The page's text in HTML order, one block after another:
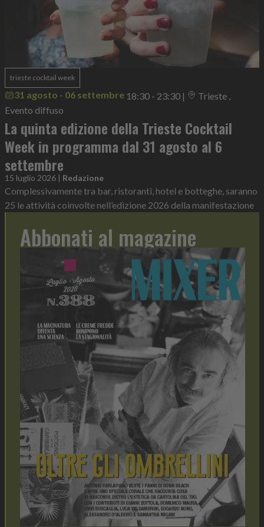
trieste cocktail week
31 agosto - 06 settembre 18:30 - 23:30 |
Trieste ,
Evento diffuso
La quinta edizione della Trieste Cocktail
Week in programma dal 31 agosto al 6
settembre
15 luglio 2026 | Redazione
Complessivamente tra bar, ristoranti, hotel e botteghe, saranno
25 le attività coinvolte nell’edizione 2026 della manifestazione
Abbonati al magazine